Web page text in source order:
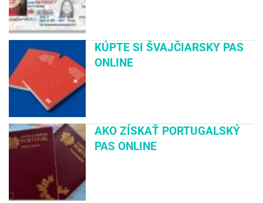
KÚPTE SI ŠVAJČIARSKY PAS
ONLINE
AKO ZÍSKAŤ PORTUGALSKÝ
PAS ONLINE